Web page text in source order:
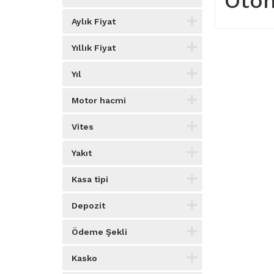
Aylık Fiyat
Yıllık Fiyat
Yıl
Motor hacmi
Vites
Yakıt
Kasa tipi
Depozit
Ödeme Şekli
Kasko